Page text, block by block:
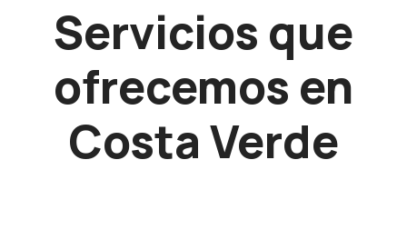
Servicios que
ofrecemos en
Costa Verde